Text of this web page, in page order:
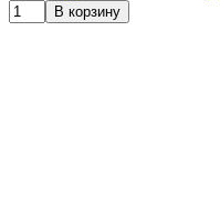
В корзину